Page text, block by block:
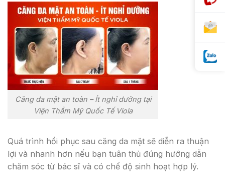
Căng da mặt an toàn – Ít nghỉ dưỡng tại
Viện Thẩm Mỹ Quốc Tế Viola
Quá trình hồi phục sau căng da mặt sẽ diễn ra thuận
lợi và nhanh hơn nếu bạn tuân thủ đúng hướng dẫn
chăm sóc từ bác sĩ và có chế độ sinh hoạt hợp lý.